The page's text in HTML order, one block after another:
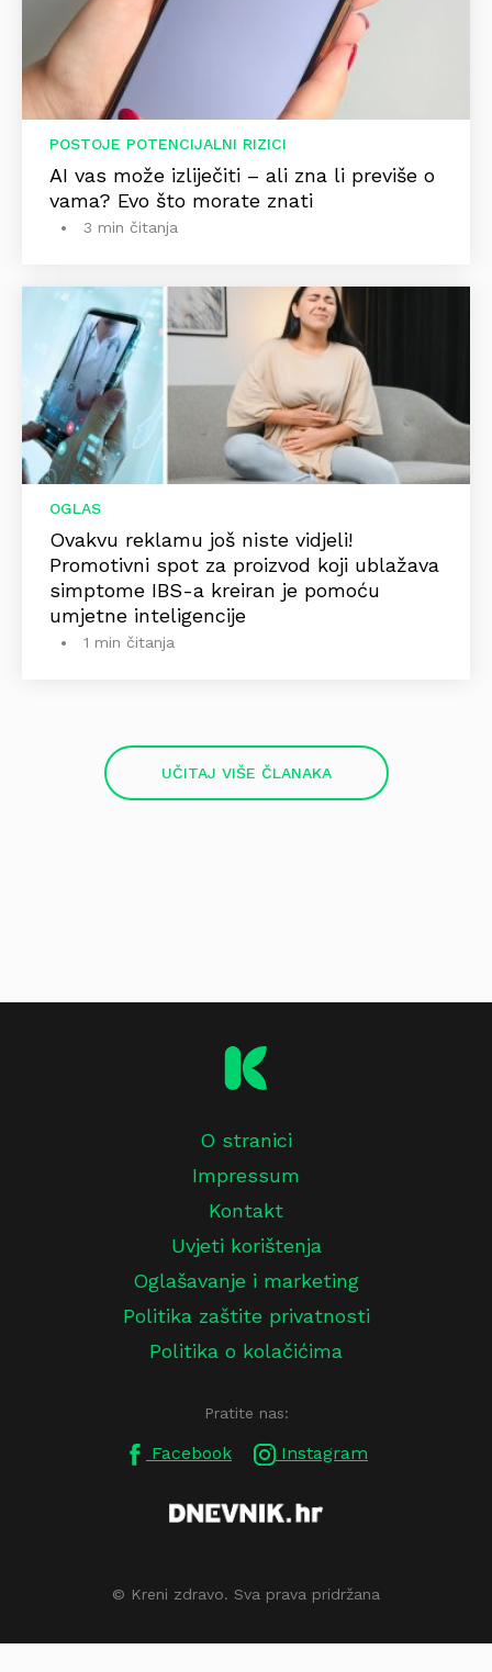
POSTOJE POTENCIJALNI RIZICI
AI vas može izliječiti – ali zna li previše o
vama? Evo što morate znati
3 min čitanja
OGLAS
Ovakvu reklamu još niste vidjeli!
Promotivni spot za proizvod koji ublažava
simptome IBS-a kreiran je pomoću
umjetne inteligencije
1 min čitanja
UČITAJ VIŠE ČLANAKA
O stranici
Impressum
Kontakt
Uvjeti korištenja
Oglašavanje i marketing
Politika zaštite privatnosti
Politika o kolačićima
Pratite nas:
Facebook Instagram
© Kreni zdravo. Sva prava pridržana